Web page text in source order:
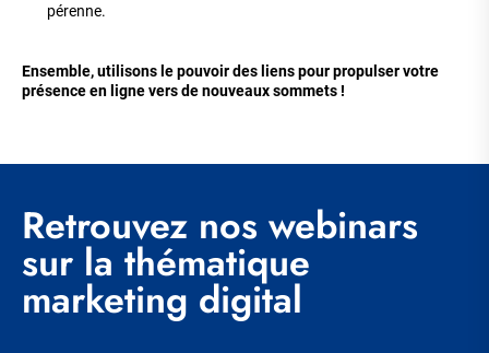
pérenne.
Ensemble, utilisons le pouvoir des liens pour propulser votre
présence en ligne vers de nouveaux sommets !
Retrouvez nos webinars
sur la thématique
marketing digital